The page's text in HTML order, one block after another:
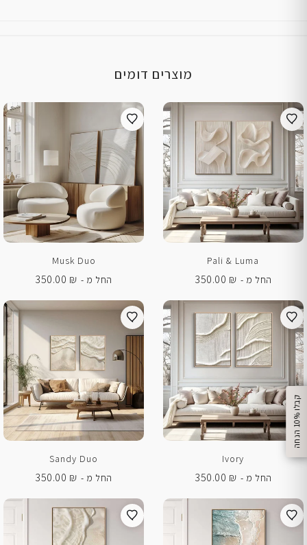
ק
ב
ל
ו
1
0
%
ה
נ
ח
ה
מוצרים דומים
Pali & Luma
החל מ -
350.00 ₪
Musk Duo
החל מ -
350.00 ₪
Ivory
החל מ -
350.00 ₪
Sandy Duo
החל מ -
350.00 ₪